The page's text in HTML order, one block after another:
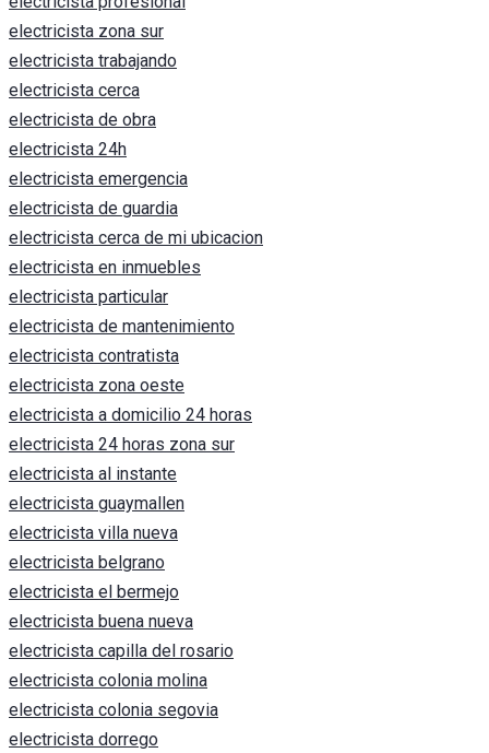
electricista zona sur
electricista trabajando
electricista cerca
electricista de obra
electricista 24h
electricista emergencia
electricista de guardia
electricista cerca de mi ubicacion
electricista en inmuebles
electricista particular
electricista de mantenimiento
electricista contratista
electricista zona oeste
electricista a domicilio 24 horas
electricista 24 horas zona sur
electricista al instante
electricista guaymallen
electricista villa nueva
electricista belgrano
electricista el bermejo
electricista buena nueva
electricista capilla del rosario
electricista colonia molina
electricista colonia segovia
electricista dorrego